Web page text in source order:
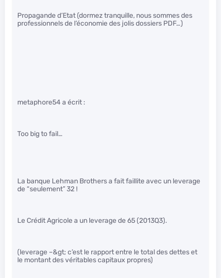
Propagande d’Etat (dormez tranquille, nous sommes des
professionnels de l’économie des jolis dossiers PDF…)
metaphore54 a écrit :
Too big to fail…
La banque Lehman Brothers a fait faillite avec un leverage
de “seulement” 32 !
Le Crédit Agricole a un leverage de 65 (2013Q3).
(leverage –&gt; c’est le rapport entre le total des dettes et
le montant des véritables capitaux propres)